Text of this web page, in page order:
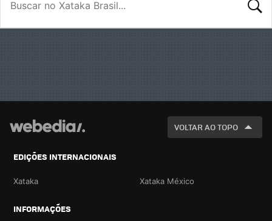
VOLTAR AO TOPO
EDIÇÕES INTERNACIONAIS
Xataka Xataka México
INFORMAÇÕES